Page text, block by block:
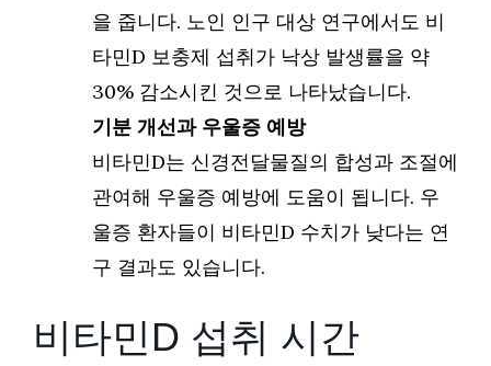
을 줍니다. 노인 인구 대상 연구에서도 비
타민D 보충제 섭취가 낙상 발생률을 약
30% 감소시킨 것으로 나타났습니다.
기분 개선과 우울증 예방
비타민D는 신경전달물질의 합성과 조절에
관여해 우울증 예방에 도움이 됩니다. 우
울증 환자들이 비타민D 수치가 낮다는 연
구 결과도 있습니다.
비타민D 섭취 시간